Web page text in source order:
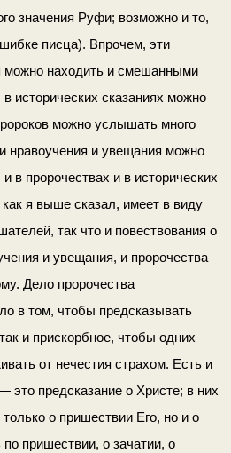
значения Руфи; возможно и то,
писца). Впрочем, эти
можно нахо­дить и смешанными
истори­ческих сказаниях можно
можно услышать много
нравоуче­ния и увещания можно
в пророчествах и в исторических
я выше сказал, имеет в виду
так что и повествования о
и увещания, и пророчества
Дело пророчества
в том, чтобы предсказывать
и прискорб­ное, чтобы одних
от нече­стия страхом. Есть и
это предсказа­ние о Христе; в них
о при­шествии Его, но и о
прише­ствии, о зачатии, о